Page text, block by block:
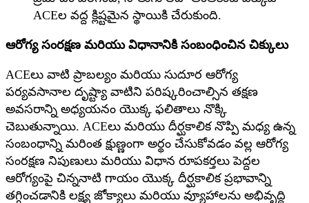
ACEల వద్ద క్లిష్టమైన స్థాయికి చేరుకుంది.
ఆరోగ్య సంరక్షణ మరియు విధానానికి సంబంధించిన చిక్కులు
ACEలు వాటి ప్రాబల్యం మరియు సుదూర ఆరోగ్య
పర్యవసానాల దృష్ట్యా వాటిని పరిష్కరించాల్సిన తక్షణ
అవసరాన్ని అధ్యయనం యొక్క ఫలితాలు నొక్కి
చెబుతున్నాయి. ACEలు మరియు దీర్ఘకాలిక నొప్పి మధ్య ఉన్న
సంబంధాన్ని మరింత క్షుణ్ణంగా అర్థం చేసుకోవడం వల్ల ఆరోగ్య
సంరక్షణ నిపుణులు మరియు విధాన రూపకర్తలు పెద్దల
ఆరోగ్యంపై చిన్ననాటి గాయం యొక్క దీర్ఘకాలిక ప్రభావాన్ని
తగ్గించడానికి లక్ష్య జోక్యాలు మరియు వ్యూహాలను అభివృద్ధి